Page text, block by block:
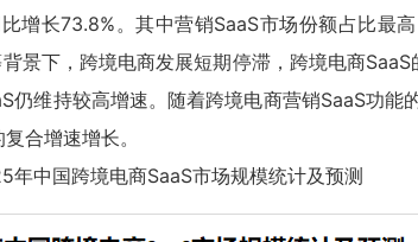
增长73.8%。其中营销SaaS市场份额占比最
景下，跨境电商发展短期停滞，跨境电商
仍维持较高增速。随着跨境电商营销SaaS功能
合增速增长。
年中国跨境电商SaaS市场规模统计及预测